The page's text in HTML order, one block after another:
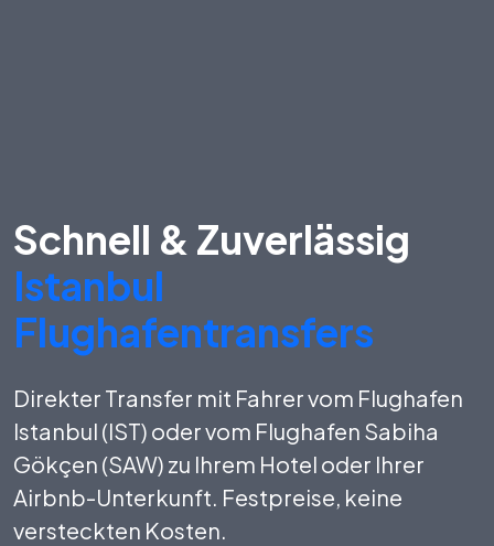
Schnell & Zuverlässig
Istanbul
Flughafentransfers
Direkter Transfer mit Fahrer vom Flughafen
Istanbul (IST) oder vom Flughafen Sabiha
Gökçen (SAW) zu Ihrem Hotel oder Ihrer
Airbnb-Unterkunft. Festpreise, keine
versteckten Kosten.